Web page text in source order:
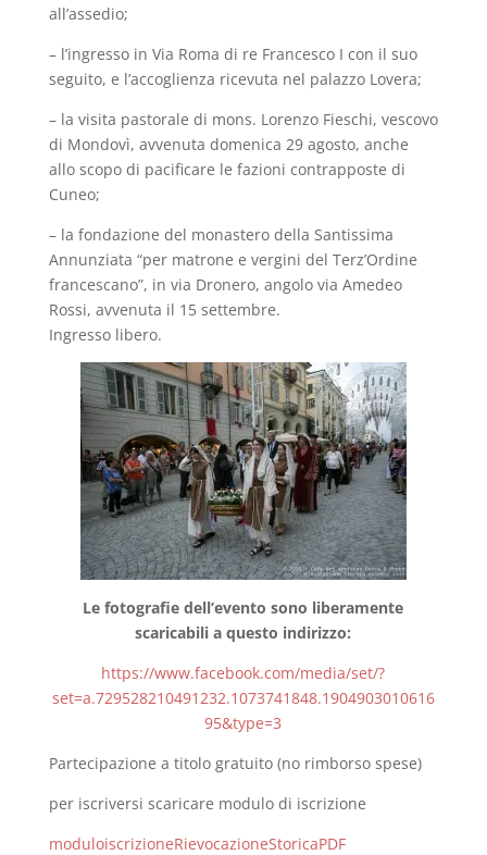
all’assedio;
– l’ingresso in Via Roma di re Francesco I con il suo
seguito, e l’accoglienza ricevuta nel palazzo Lovera;
– la visita pastorale di mons. Lorenzo Fieschi, vescovo
di Mondovì, avvenuta domenica 29 agosto, anche
allo scopo di pacificare le fazioni contrapposte di
Cuneo;
– la fondazione del monastero della Santissima
Annunziata “per matrone e vergini del Terz’Ordine
francescano”, in via Dronero, angolo via Amedeo
Rossi, avvenuta il 15 settembre.
Ingresso libero.
Le fotografie dell’evento sono liberamente
scaricabili a questo indirizzo:
https://www.facebook.com/media/set/?
set=a.729528210491232.1073741848.1904903010616
95&type=3
Partecipazione a titolo gratuito (no rimborso spese)
per iscriversi scaricare modulo di iscrizione
moduloiscrizioneRievocazioneStoricaPDF